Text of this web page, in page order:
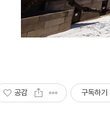
공감 구독하기